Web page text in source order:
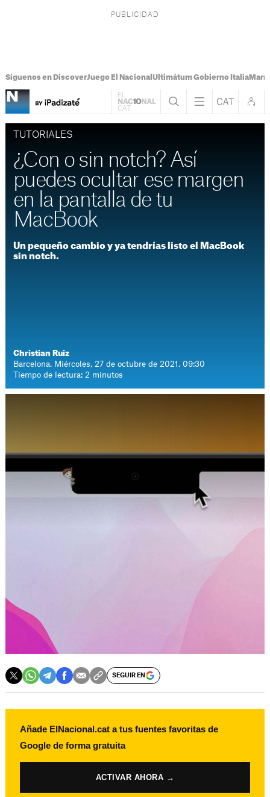
Síguenos en DiscoverJuego El Nacional Ultimátum Gobierno Italia
TUTORIALES
¿Con o sin notch? Así
puedes ocultar ese margen
en la pantalla de tu
MacBook
Un pequeño cambio y ya tendrías listo el MacBook
sin notch.
Christian Ruiz
Barcelona. Miércoles, 27 de octubre de 2021. 09:30
Tiempo de lectura: 2 minutos
SEGUIR EN
Añade ElNacional.cat a tus fuentes favoritas de
Google de forma gratuita
ACTIVAR AHORA →